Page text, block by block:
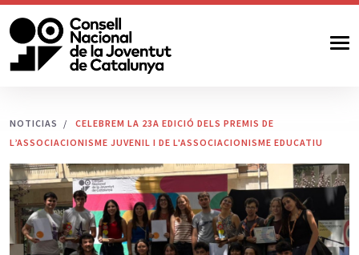
NOTICIAS
CELEBREM LA 23A EDICIÓ DELS PREMIS DE
L’ASSOCIACIONISME JUVENIL I DE L'ASSOCIACIONISME EDUCATIU